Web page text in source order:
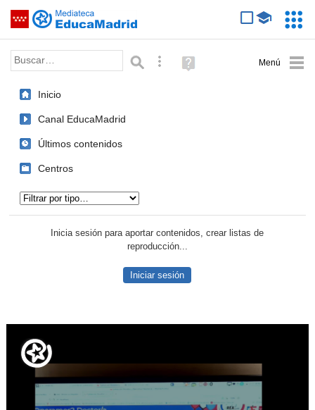
Saltar navegación
Palabra o frase: Búsqueda avanzada
Ayuda
(en
Inicio
Canal EducaMadrid
Últimos contenidos
Centros
Inicia sesión para aportar contenidos, crear listas de
reproducción...
Iniciar sesión